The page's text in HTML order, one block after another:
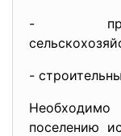
-
-
поселению